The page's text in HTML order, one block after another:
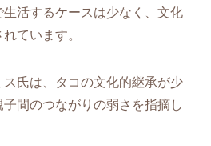
活するケースは少なく、文化
ています。
ス氏は、タコの文化的継承が少
間のつながりの弱さを指摘し